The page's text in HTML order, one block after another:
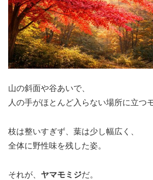
山の斜面や谷あいで、
人の手がほとんど入らない場所に立つ
枝は整いすぎず、葉は少し幅広く、
全体に野性味を残した姿。
それが、 ヤマモミジだ。